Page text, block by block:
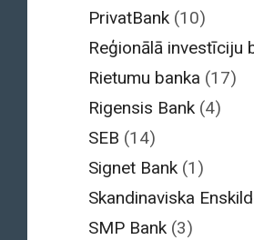
PrivatBank (10)
Reģionālā investīciju
Rietumu banka (17)
Rigensis Bank (4)
SEB (14)
Signet Bank (1)
Skandinaviska
SMP Bank (3)